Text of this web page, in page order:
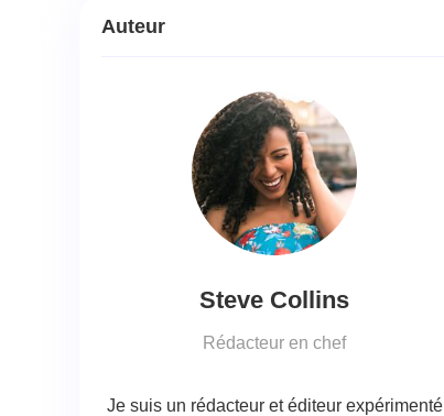
Auteur
Steve Collins
Rédacteur en chef
Je suis un rédacteur et éditeur expérimenté